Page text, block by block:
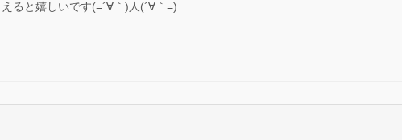
ると嬉しいです(=´∀｀)人(´∀｀=)